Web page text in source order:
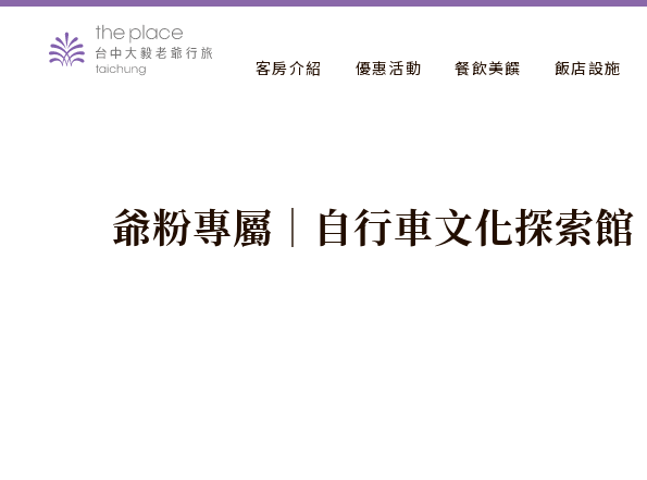
客房介紹 優惠活動 餐飲美饌 飯店設施
爺粉專屬 ｜ 自行車文化探索館